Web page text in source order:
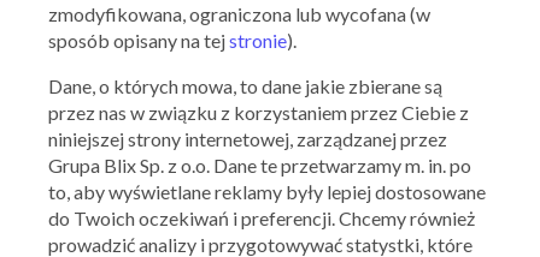
zmodyfikowana, ograniczona lub wycofana (w
sposób opisany na tejstronie).
Dane, o których mowa, to dane jakie zbierane są
przez nas w związku z korzystaniem przez Ciebie z
niniejszej strony internetowej, zarządzanej przez
Grupa Blix Sp. z o.o. Dane te przetwarzamy m. in. po
to, aby wyświetlane reklamy były lepiej dostosowane
do Twoich oczekiwań i preferencji. Chcemy również
prowadzić analizy i przygotowywać statystki, które